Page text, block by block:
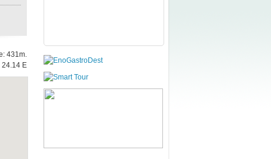
431m.
24.14 E